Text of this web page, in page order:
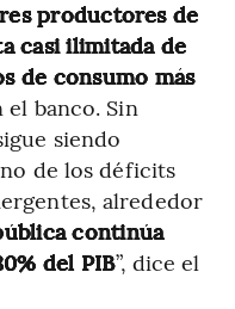
productores de
casi ilimitada de
de consumo más
el banco. Sin
siendo
de los déficits
alrededor
continúa
del PIB”, dice el